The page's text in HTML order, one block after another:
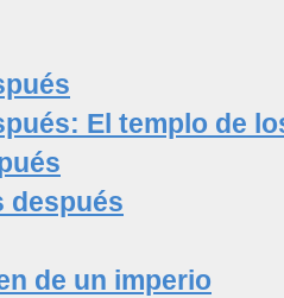
El templo de
después
de un imperio